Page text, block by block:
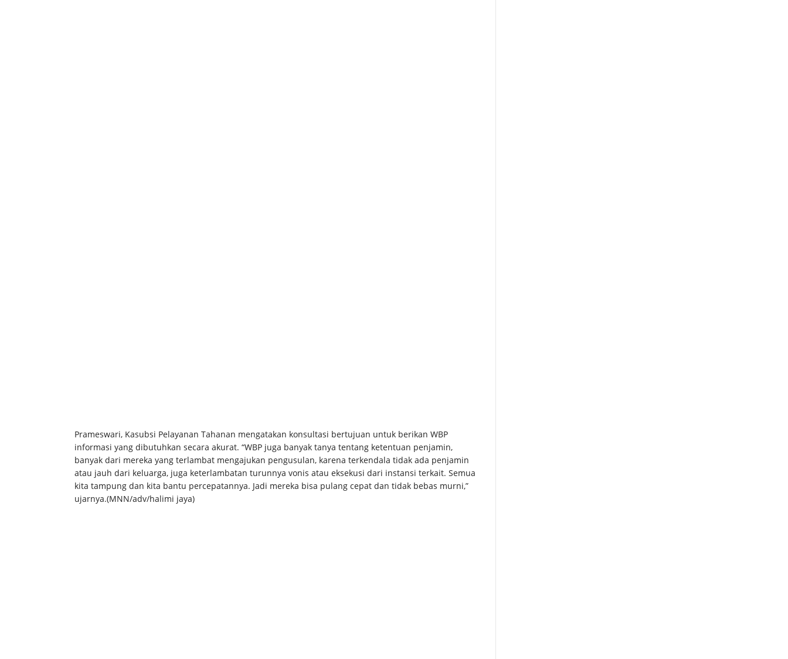
Prameswari, Kasubsi Pelayanan Tahanan mengatakan konsultasi bertujuan untuk berikan WBP
informasi yang dibutuhkan secara akurat. “WBP juga banyak tanya tentang ketentuan penjamin,
banyak dari mereka yang terlambat mengajukan pengusulan, karena terkendala tidak ada penjamin
atau jauh dari keluarga, juga keterlambatan turunnya vonis atau eksekusi dari instansi terkait. Semua
kita tampung dan kita bantu percepatannya. Jadi mereka bisa pulang cepat dan tidak bebas murni,”
ujarnya.(MNN/adv/halimi jaya)